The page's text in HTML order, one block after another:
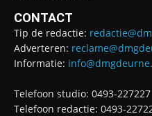
CONTACT
Tip de redactie:
Adverteren:
Informatie:
Telefoon studio: 0493-227227
Telefoon redactie: 0493-